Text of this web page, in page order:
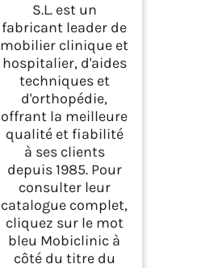
S.L. est un
fabricant leader de
mobilier clinique et
hospitalier, d'aides
techniques et
d'orthopédie,
offrant la meilleure
qualité et fiabilité
à ses clients
depuis 1985. Pour
consulter leur
catalogue complet,
cliquez sur le mot
bleu Mobiclinic à
côté du titre du